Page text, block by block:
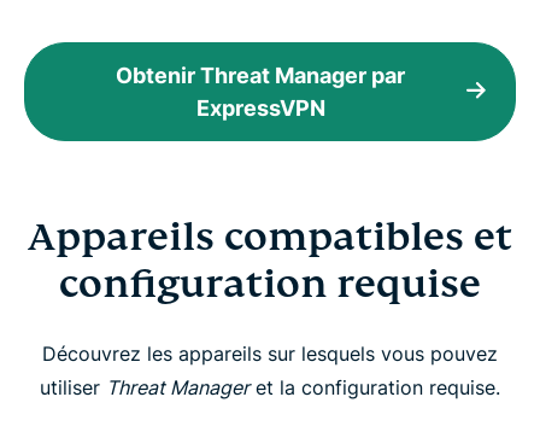
Obtenir Threat Manager par
ExpressVPN
Appareils compatibles et
configuration requise
Découvrez les appareils sur lesquels vous pouvez
utiliser Threat Manageret la configuration requise.